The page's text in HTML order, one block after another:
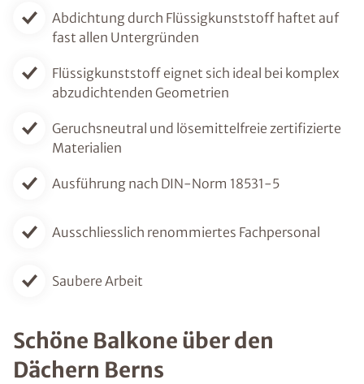
Abdichtung durch Flüssigkunststoff haftet auf
fast allen Untergründen
Flüssigkunststoff eignet sich ideal bei komplex
abzudichtenden Geometrien
Geruchsneutral und lösemittelfreie zertifizierte
Materialien
Ausführung nach DIN-Norm 18531-5
Ausschliesslich renommiertes Fachpersonal
Saubere Arbeit
Schöne Balkone über den
Dächern Berns